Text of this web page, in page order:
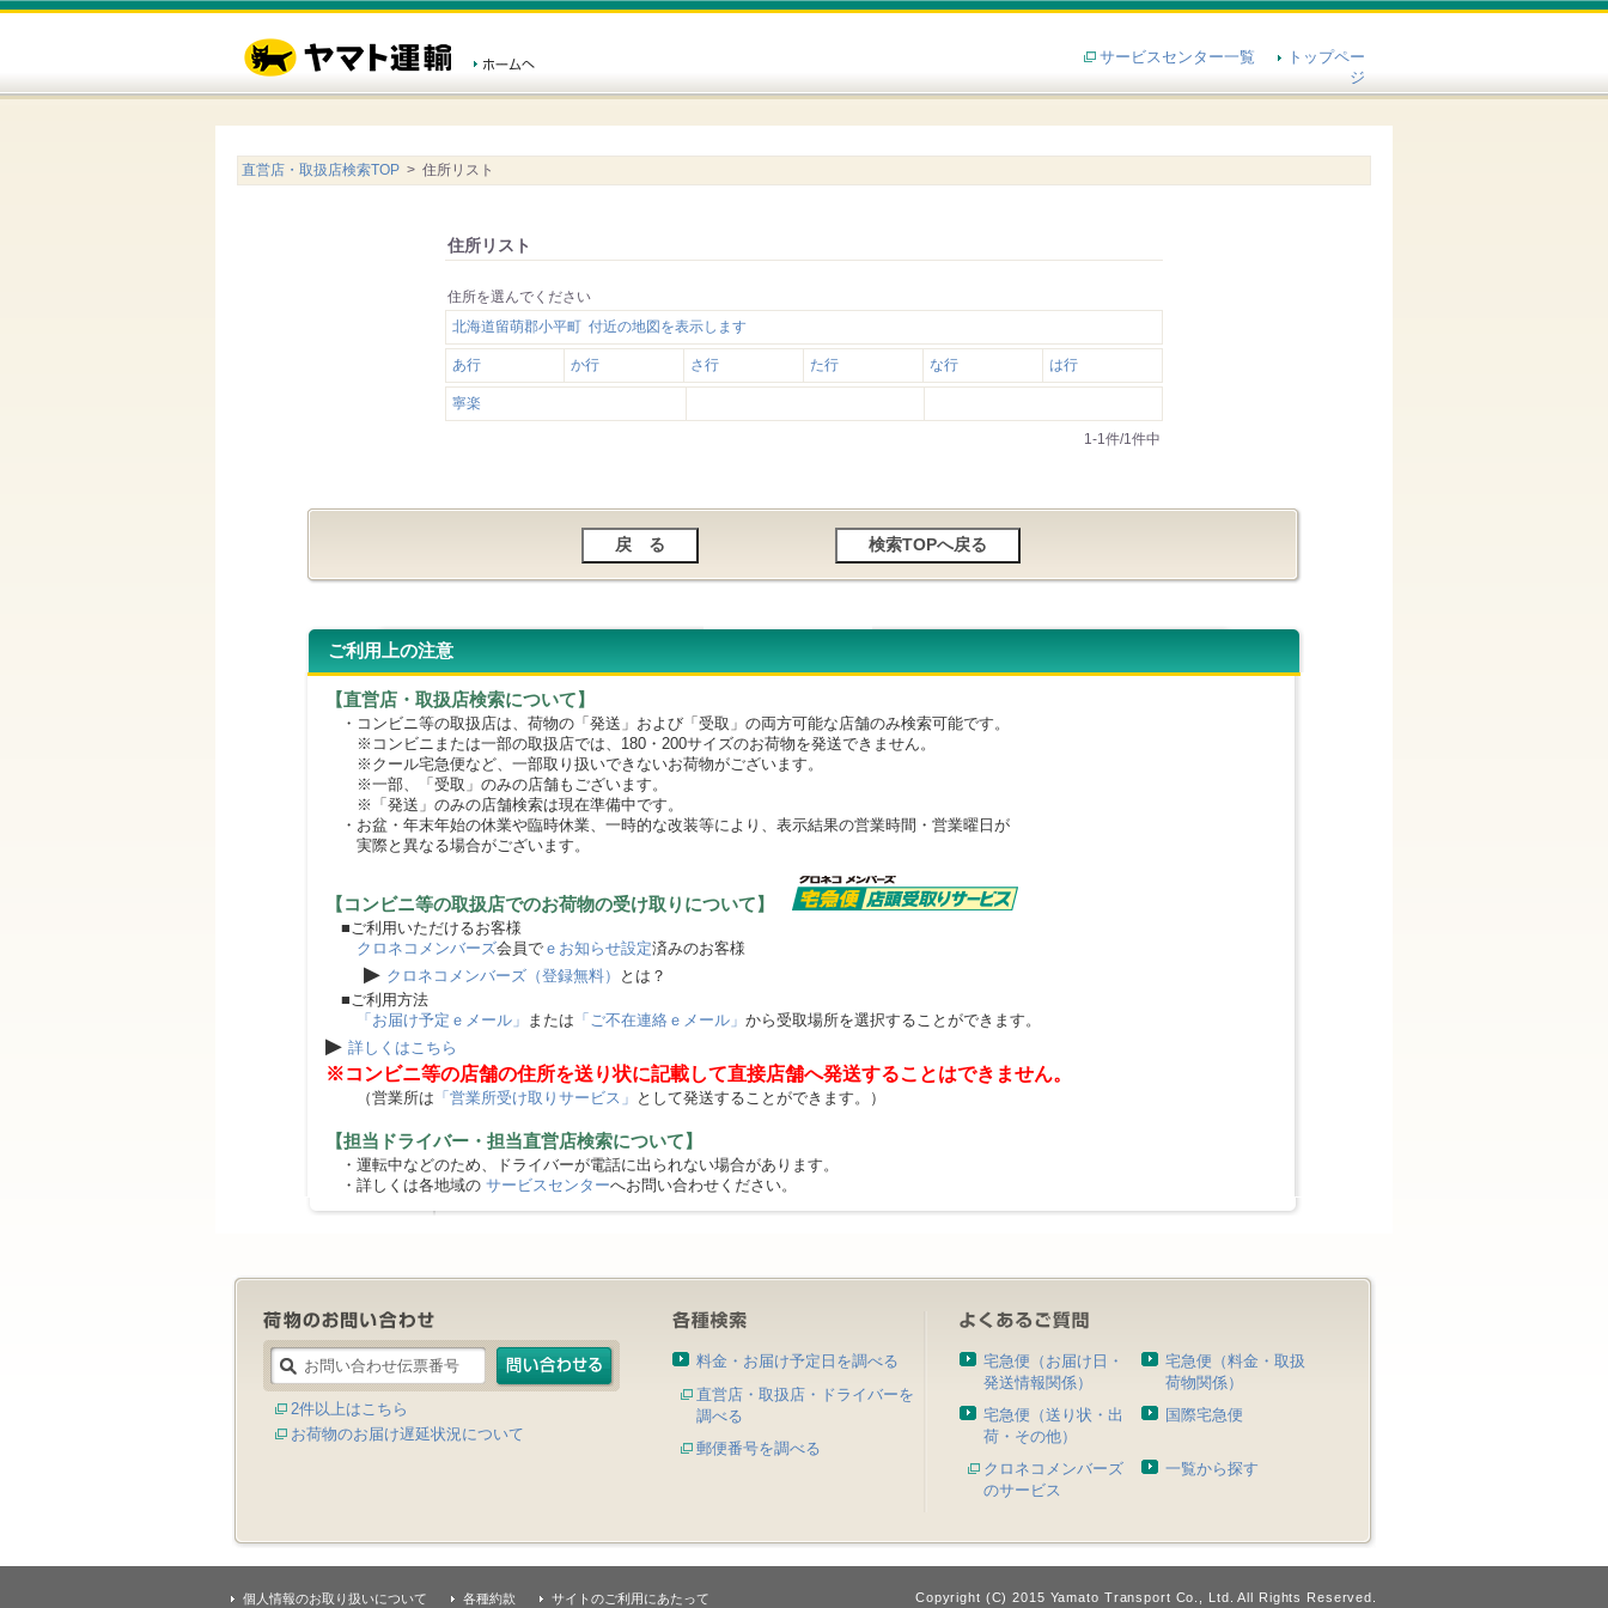
サービスセンター一覧
トップペー
ジ
直営店・取扱店検索TOP > 住所リスト
住所リスト
住所を選んでください
北海道留萌郡小平町 付近の地図を表示します
あ行 か行 さ行 た行 な行 は行
寧楽
1-1件/1件中
ご利用上の注意
【直営店・取扱店検索について】
・コンビニ等の取扱店は、荷物の「発送」および「受取」の両方可能な店舗のみ検索可能です。
※コンビニまたは一部の取扱店では、180・200サイズのお荷物を発送できません。
※クール宅急便など、一部取り扱いできないお荷物がございます。
※一部、「受取」のみの店舗もございます。
※「発送」のみの店舗検索は現在準備中です。
・お盆・年末年始の休業や臨時休業、一時的な改装等により、表示結果の営業時間・営業曜日が
実際と異なる場合がございます。
【コンビニ等の取扱店でのお荷物の受け取りについて】
■ご利用いただけるお客様
クロネコメンバーズ会員で ｅお知らせ設定済みのお客様
▶ クロネコメンバーズ（登録無料）
とは？
■ご利用方法
「お届け予定ｅメール」 または 「ご不在連絡ｅメール」 から受取場所を選択することができます。
▶ 詳しくはこちら
※コンビニ等の店舗の住所を送り状に記載して直接店舗へ発送することはできません。
（営業所は 「営業所受け取りサービス」 として発送することができます。）
【担当ドライバー・担当直営店検索について】
・運転中などのため、ドライバーが電話に出られない場合があります。
・詳しくは各地域の サービスセンターへお問い合わせください。
2件以上はこちら
お荷物のお届け遅延状況について
料金・お届け予定日を調べる
直営店・取扱店・ドライバーを
調べる
郵便番号を調べる
宅急便（お届け日・
発送情報関係）
宅急便（料金・取扱
荷物関係）
宅急便（送り状・出
荷・その他）
国際宅急便
クロネコメンバーズ
のサービス
一覧から探す
個人情報のお取り扱いについて 各種約款 サイトのご利用にあたって Copyright (C) 2015 Yamato Transport Co., Ltd. All Rights Reserved.